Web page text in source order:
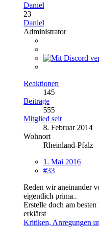
Daniel
23
Daniel
Administrator
Reaktionen
145
Beiträge
555
Mitglied seit
8. Februar 2014
Wohnort
Rheinland-Pfalz
1. Mai 2016
#33
Reden wir aneinander
eigentlich prima..
Erstelle doch am
erklärst
Kritiken, Anregungen